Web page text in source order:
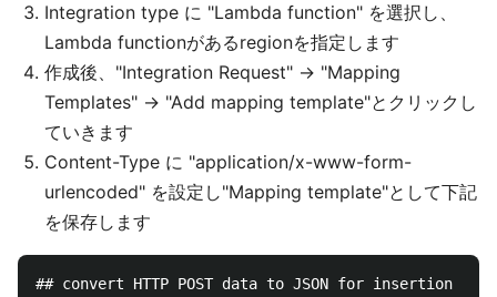
Integration type に "Lambda function" を選択し、
Lambda functionがあるregionを指定します
作成後、"Integration Request" → "Mapping
Templates" → "Add mapping template"とクリックし
ていきます
Content-Type に "application/x-www-form-
urlencoded" を設定し"Mapping template"として下記
を保存します
## convert HTTP POST data to JSON for insertion